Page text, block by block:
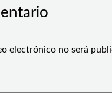
electrónico no será